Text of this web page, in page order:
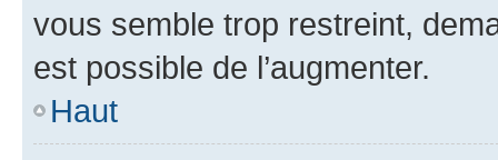
vous semble trop restreint,
est possible de l’augmenter.
Haut